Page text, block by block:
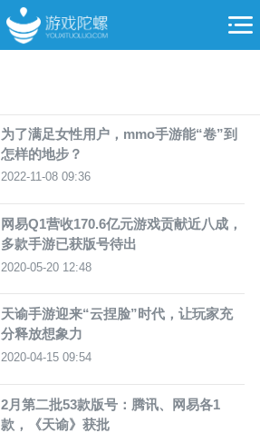
为了满足女性用户，mmo手游能“卷”到
怎样的地步？
2022-11-08 09:36
网易Q1营收170.6亿元游戏贡献近八成，
多款手游已获版号待出
2020-05-20 12:48
天谕手游迎来“云捏脸”时代，让玩家充
分释放想象力
2020-04-15 09:54
2月第二批53款版号：腾讯、网易各1
款，《天谕》获批